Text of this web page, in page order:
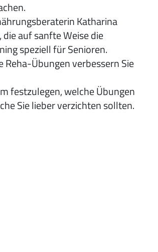
Katharina
auf sanfte Weise die
speziell für Senioren.
Übungen verbessern Sie
festzulegen, welche Übungen
Sie lieber verzichten sollten.